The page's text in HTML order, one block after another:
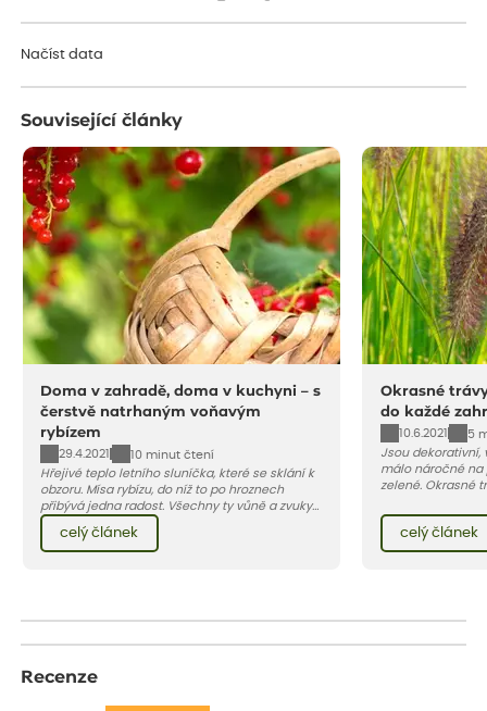
Načíst data
Související články
Doma v zahradě, doma v kuchyni – s
čerstvě natrhaným voňavým
rybízem
29.4.2021
10 minut čtení
Hřejivé teplo letního sluníčka, které se sklání k
obzoru. Mísa rybízu, do níž to po hroznech
přibývá jedna radost. Všechny ty vůně a zvuky
červencové zahrady. Sklizeň rybízu do kuchyně
vnese neuvěřitelný klid a radost. A taky trochu
bezstarostnosti dětství při mlsání babiččina
celý článek
Okrasné
do každé
10.6.2021
5
Jsou dekorativní,
málo náročné na
zelené. Okrasné
jedna z
celý článek
Recenze